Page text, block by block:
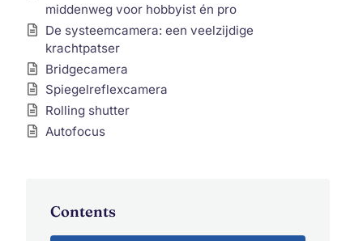
middenweg voor hobbyist én pro
De systeemcamera: een veelzijdige
krachtpatser
Bridgecamera
Spiegelreflexcamera
Rolling shutter
Autofocus
Contents